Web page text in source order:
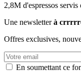
2,8M d'espressos servis
Une newsletterà
Offres exclusives,
En soumettant ce